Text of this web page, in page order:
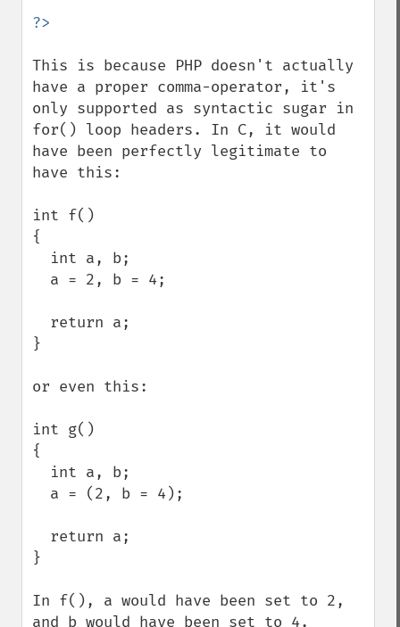
This is because PHP doesn't actually
have a proper comma-operator, it's
only supported as syntactic sugar in
for() loop headers. In C, it would
have been perfectly legitimate to
have this:
int f()
{
}
or even this:
int g()
{
}
In f(), a would have been set to 2,
and b would have been set to 4.